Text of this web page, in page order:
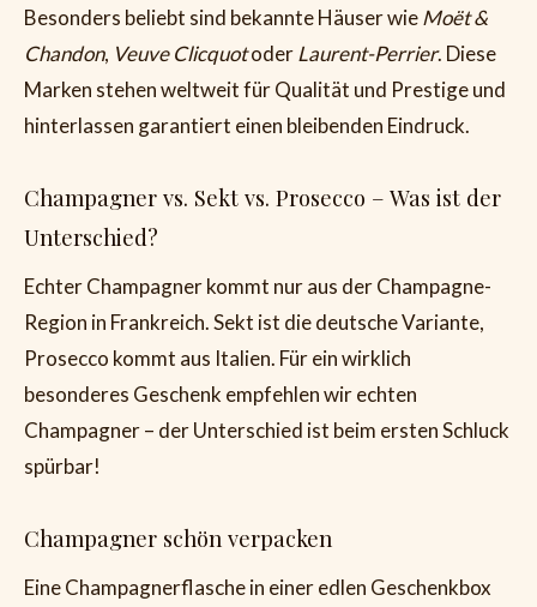
Besonders beliebt sind bekannte Häuser wieMoët &
Chandon, Veuve ClicquotoderLaurent-Perrier. Diese
Marken stehen weltweit für Qualität und Prestige und
hinterlassen garantiert einen bleibenden Eindruck.
Champagner vs. Sekt vs. Prosecco – Was ist der
Unterschied?
Echter Champagner kommt nur aus der Champagne-
Region in Frankreich. Sekt ist die deutsche Variante,
Prosecco kommt aus Italien. Für ein wirklich
besonderes Geschenk empfehlen wir echten
Champagner – der Unterschied ist beim ersten Schluck
spürbar!
Champagner schön verpacken
Eine Champagnerflasche in einer edlen Geschenkbox